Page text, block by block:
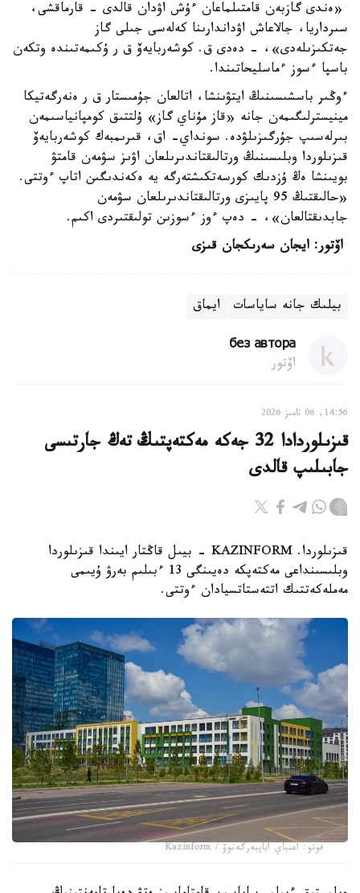
«ەندى گازبەن قامتىلماعان ءۇش اۋدان قالدى - قارماقشى،
سىرداريا، جالاعاش اۋداندارىنا كەلەسى جىلى گاز
جەتكىزىلەدى»، - دەدى ق. كوشەربايەۆ ق ر ۇكىمەتىندە وتكەن
باسپا ءسوز ءماسليحاتىندا.
ءوڭىر باسشىسىنىڭ ايتۋىنشا، اتالعان جۇمىستار ق ر ەنەرگەتيكا
مينيسترلىگىمەن جانە «قاز مۇناي گاز» ۇلتتىق كومپانياسىمەن
بىرلەسىپ جۇرگىزىلۋدە. سونداي- اق، قىرىمبەك كوشەربايەۆ
قىزىلوردا وبلىسىنىڭ ورتالىقتاندىرىلعان اۋىز سۋمەن قامتۋ
بويىنشا ەڭ ۇزدىك كورسەتكىشتەرگە يە ەكەندىگىن اتاپ ءوتتى.
«حالىقتىڭ 95 پايىزى ورتالىقتاندىرىلعان سۋمەن
جابدىقتالعان»، - دەپ ءوز ءسوزىن تولىقتىردى اكىم.
اۆتور: ايجان سەرىكجان قىزى
بيلىك جانە ساياسات ايماق
без автора
اۆتور
14:56, 06 تامىز 2026
قىزىلوردادا 32 جەكە مەكتەپتىڭ تەڭ جارتىسى
جابىلىپ قالدى
قىزىلوردا. KAZINFORM - بيىل قاڭتار ايىندا قىزىلوردا
وبلىسىنداعى مەكتەپكە دەيىنگى 13 ءبىلىم بەرۋ ۇيىمى
مەملەكەتتىك اتتەستاتسيادان ءوتتى.
فوتو: اعىباي اياپبەرگەنوۆ / Kazinform